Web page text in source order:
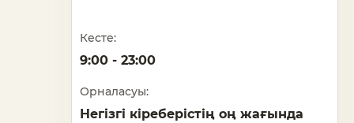
Кесте:
9:00 - 23:00
Орналасуы:
Негізгі кіреберістің оң жағында